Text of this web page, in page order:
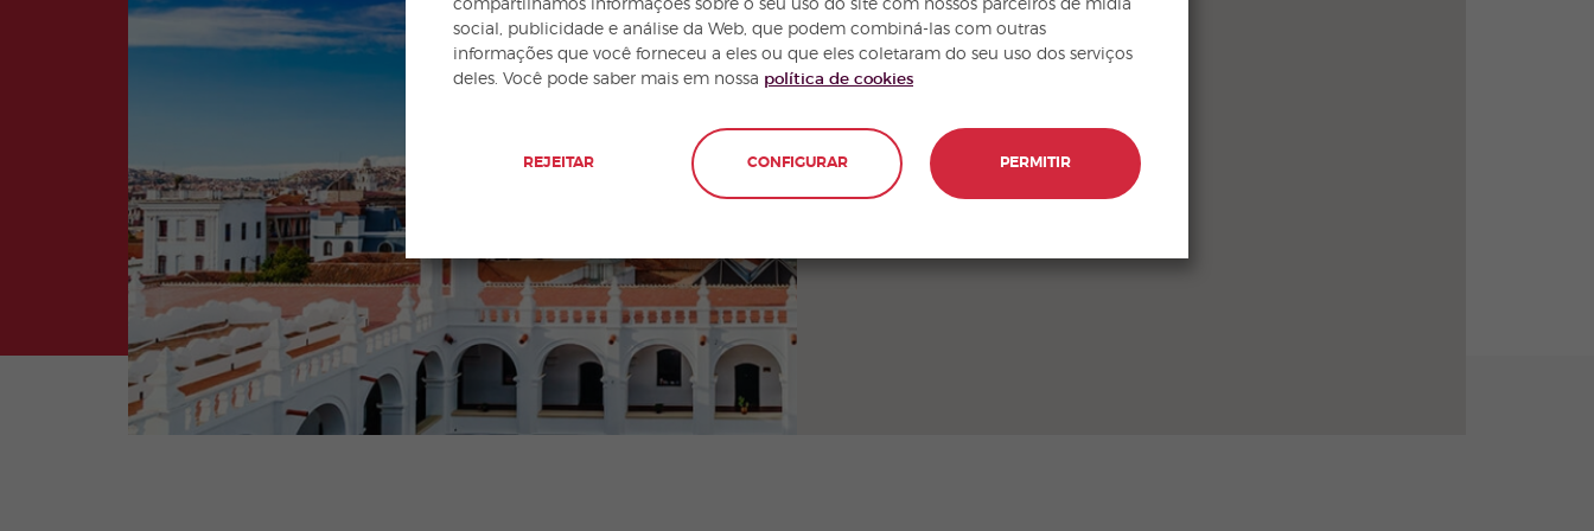
compartilhamos informações sobre o seu uso do site com nossos parceiros de mídia
social, publicidade e análise da Web, que podem combiná-las com outras
informações que você forneceu a eles ou que eles coletaram do seu uso dos serviços
deles. Você pode saber mais em nossa política de cookies
REJEITAR CONFIGURAR PERMITIR